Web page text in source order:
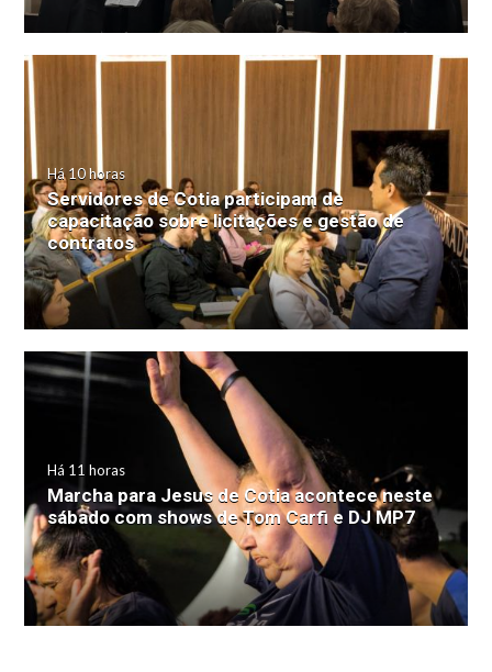
Há 10 horas
Servidores de Cotia participam de
capacitação sobre licitações e gestão de
contratos
Há 11 horas
Marcha para Jesus de Cotia acontece neste
sábado com shows de Tom Carfi e DJ MP7